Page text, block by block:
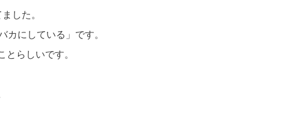
した。
カにしている」です。
らしいです。